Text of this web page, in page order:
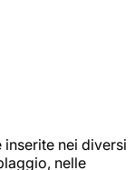
nei diversi
nelle